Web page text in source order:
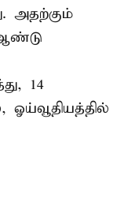
அதற்கும்
14